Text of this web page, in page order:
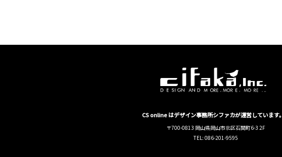
CS online はデザイン事務所シファカが運営しています。
〒700-0813 岡山県岡山市北区石関町6-3 2F
TEL: 086-201-9595